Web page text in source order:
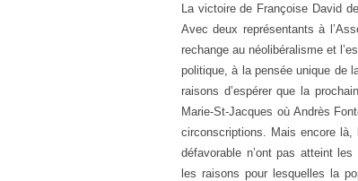
La victoire de Françoise David
Avec deux représentants à
rechange au néolibéralisme et
politique, à la pensée unique de
raisons d’espérer que la
Marie-St-Jacques où Andrès
circonscriptions. Mais encore
défavorable n’ont pas atteint
les raisons pour lesquelles la